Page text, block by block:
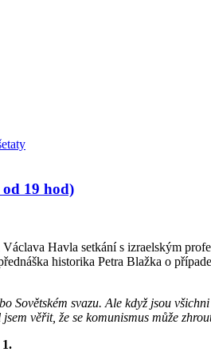
od 19 hod)
Havla setkání s izraelským
historika Petra Blažka o
Sovětském svazu. Ale když jsou
věřit, že se komunismus může